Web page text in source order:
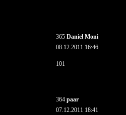
365 Daniel Moni
08.12.2011 16:46
101
364 paar
07.12.2011 18:41